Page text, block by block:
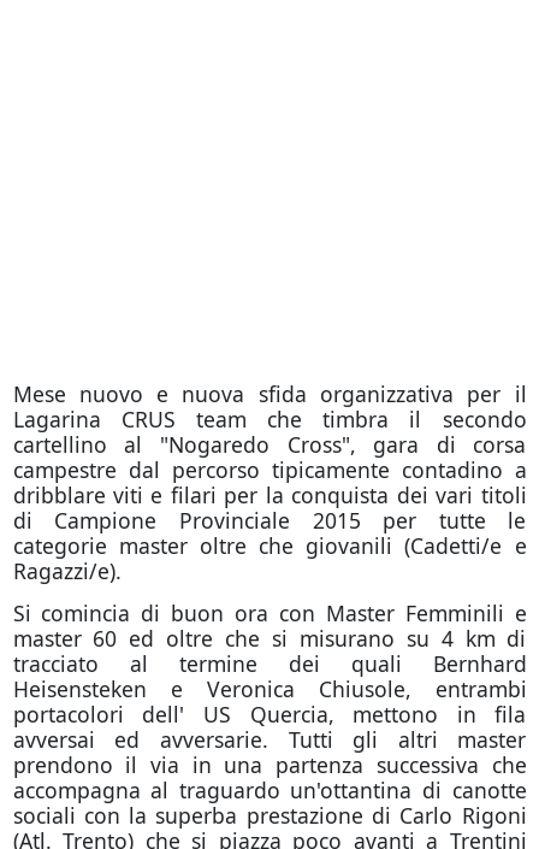
Mese nuovo e nuova sfida organizzativa per il
Lagarina CRUS team che timbra il secondo
cartellino al "Nogaredo Cross", gara di corsa
campestre dal percorso tipicamente contadino a
dribblare viti e filari per la conquista dei vari titoli
di Campione Provinciale 2015 per tutte le
categorie master oltre che giovanili (Cadetti/e e
Ragazzi/e).
Si comincia di buon ora con Master Femminili e
master 60 ed oltre che si misurano su 4 km di
tracciato al termine dei quali Bernhard
Heisensteken e Veronica Chiusole, entrambi
portacolori dell' US Quercia, mettono in fila
avversai ed avversarie. Tutti gli altri master
prendono il via in una partenza successiva che
accompagna al traguardo un'ottantina di canotte
sociali con la superba prestazione di Carlo Rigoni
(Atl. Trento) che si piazza poco avanti a Trentini